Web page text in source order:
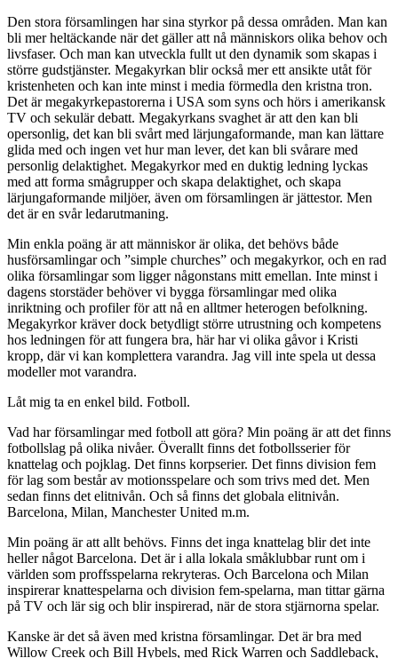
Den stora församlingen har sina styrkor på dessa områden. Man kan
bli mer heltäckande när det gäller att nå människors olika behov och
livsfaser. Och man kan utveckla fullt ut den dynamik som skapas i
större gudstjänster. Megakyrkan blir också mer ett ansikte utåt för
kristenheten och kan inte minst i media förmedla den kristna tron.
Det är megakyrkepastorerna i USA som syns och hörs i amerikansk
TV och sekulär debatt. Megakyrkans svaghet är att den kan bli
opersonlig, det kan bli svårt med lärjungaformande, man kan lättare
glida med och ingen vet hur man lever, det kan bli svårare med
personlig delaktighet. Megakyrkor med en duktig ledning lyckas
med att forma smågrupper och skapa delaktighet, och skapa
lärjungaformande miljöer, även om församlingen är jättestor. Men
det är en svår ledarutmaning.
Min enkla poäng är att människor är olika, det behövs både
husförsamlingar och ”simple churches” och megakyrkor, och en rad
olika församlingar som ligger någonstans mitt emellan. Inte minst i
dagens storstäder behöver vi bygga församlingar med olika
inriktning och profiler för att nå en alltmer heterogen befolkning.
Megakyrkor kräver dock betydligt större utrustning och kompetens
hos ledningen för att fungera bra, här har vi olika gåvor i Kristi
kropp, där vi kan komplettera varandra. Jag vill inte spela ut dessa
modeller mot varandra.
Låt mig ta en enkel bild. Fotboll.
Vad har församlingar med fotboll att göra? Min poäng är att det finns
fotbollslag på olika nivåer. Överallt finns det fotbollsserier för
knattelag och pojklag. Det finns korpserier. Det finns division fem
för lag som består av motionsspelare och som trivs med det. Men
sedan finns det elitnivån. Och så finns det globala elitnivån.
Barcelona, Milan, Manchester United m.m.
Min poäng är att allt behövs. Finns det inga knattelag blir det inte
heller något Barcelona. Det är i alla lokala småklubbar runt om i
världen som proffsspelarna rekryteras. Och Barcelona och Milan
inspirerar knattespelarna och division fem-spelarna, man tittar gärna
på TV och lär sig och blir inspirerad, när de stora stjärnorna spelar.
Kanske är det så även med kristna församlingar. Det är bra med
Willow Creek och Bill Hybels, med Rick Warren och Saddleback,